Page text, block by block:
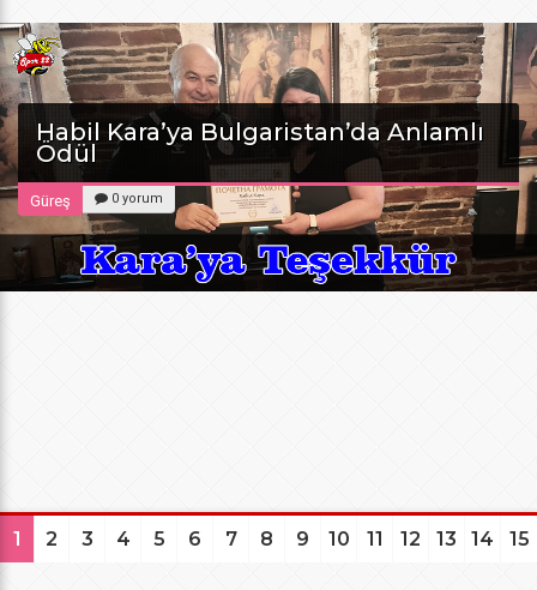
Habil Kara’ya Bulgaristan’da Anlamlı
Ödül
Güreş 0 yorum
1 2 3 4 5 6 7 8 9 10 11 12 13 14 15